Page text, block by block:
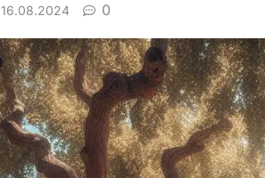
16.08.2024 0